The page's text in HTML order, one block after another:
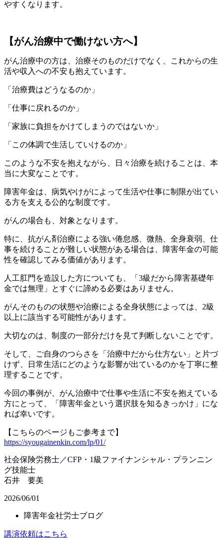
やすくなります。
【がん治療中で働けない方へ】
がん治療中の方は、治療そのものだけでなく、これからの生
活や収入への不安も抱えています。
「治療費はどうなるのか」
「仕事に戻れるのか」
「家族に負担をかけてしまうのではないか」
「この体調で生活していけるのか」
このような不安を抱えながら、日々治療を続けることは、本
当に大変なことです。
障害年金は、病気やけがによって生活や仕事に制限が出てい
る方を支える公的な制度です。
がんの場合も、対象となります。
特に、抗がん剤治療による強い倦怠感、微熱、全身衰弱、仕
事を続けることが難しい状態がある場合は、障害年金の可能
性を確認してみる価値があります。
人工肛門を造設した方についても、「3級だから障害基礎年
金では無理」とすぐに諦める必要はありません。
がんそのものの状態や治療による全身状態によっては、2級
以上に該当する可能性があります。
大切なのは、制度の一部分だけを見て判断しないことです。
そして、ご自身のつらさを「治療中だから仕方ない」と片づ
けず、日常生活にどのような影響が出ているのかを丁寧に整
理することです。
今回の事例が、がん治療中で仕事や生活に不安を抱えている
方にとって、「障害年金という選択肢を知るきっかけ」にな
れば幸いです。
【こちらのページもご参考まで】
https://syougainenkin.com/lp/01/
社会保険労務士／CFP・1級ファイナンシャル・プランニン
グ技能士
石井 要美
2026/06/01
障害年金社労士ブログ
講演依頼はこちら